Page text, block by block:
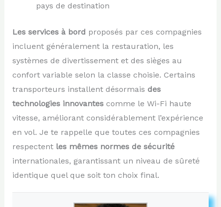
pays de destination
Les services à bord proposés par ces compagnies
incluent généralement la restauration, les
systèmes de divertissement et des sièges au
confort variable selon la classe choisie. Certains
transporteurs installent désormais des
technologies innovantescomme le Wi-Fi haute
vitesse, améliorant considérablement l’expérience
en vol. Je te rappelle que toutes ces compagnies
respectent les mêmes normes de sécurité
internationales, garantissant un niveau de sûreté
identique quel que soit ton choix final.